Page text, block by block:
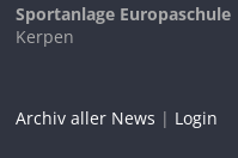
Sportanlage Europaschule
Kerpen
Archiv aller News | Login